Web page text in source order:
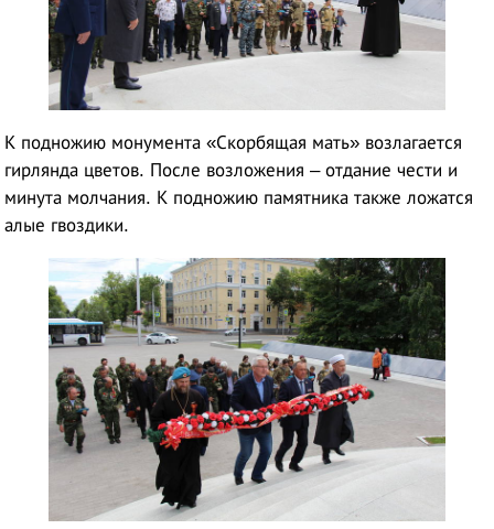
К подножию монумента «Скорбящая мать» возлагается
гирлянда цветов. После возложения – отдание чести и
минута молчания. К подножию памятника также ложатся
алые гвоздики.